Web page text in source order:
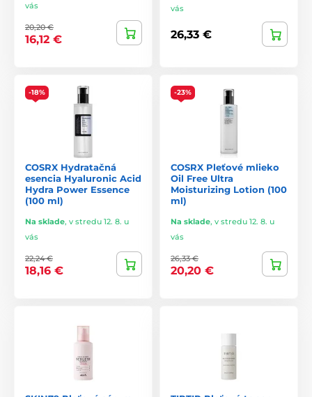
vás
20,20 €
16,12 €
vás
26,33 €
-18%
COSRX Hydratačná
esencia Hyaluronic Acid
Hydra Power Essence
(100 ml)
Na sklade, v stredu 12. 8. u
vás
22,24 €
18,16 €
-23%
COSRX Pleťové mlieko
Oil Free Ultra
Moisturizing Lotion (100
ml)
Na sklade, v stredu 12. 8. u
vás
26,33 €
20,20 €